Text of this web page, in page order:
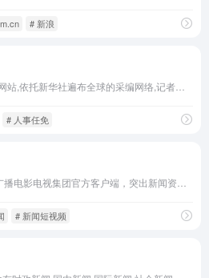
# 新浪
# 人事任免
# 新闻短视频